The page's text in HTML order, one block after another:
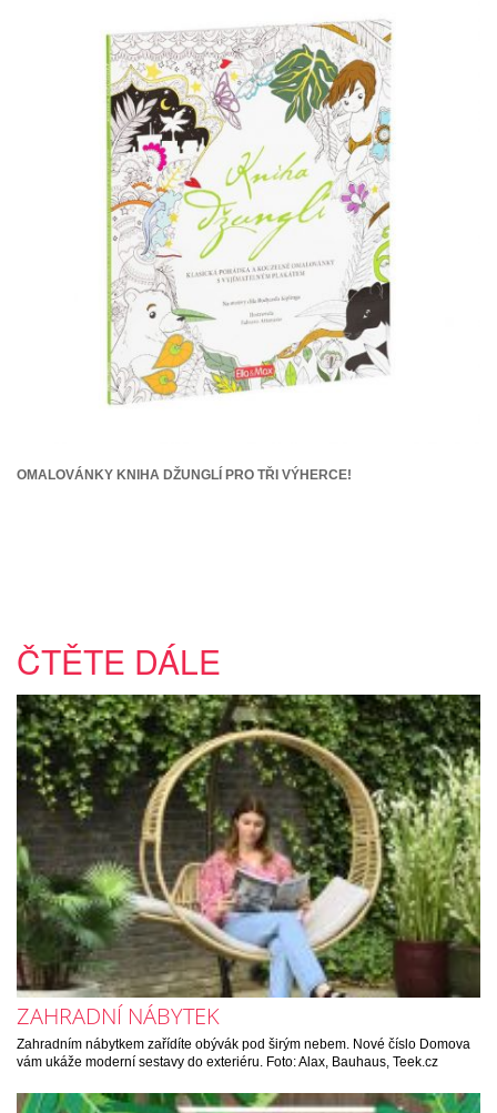
OMALOVÁNKY KNIHA DŽUNGLÍ PRO TŘI VÝHERCE!
ČTĚTE DÁLE
ZAHRADNÍ NÁBYTEK
Zahradním nábytkem zařídíte obývák pod širým nebem. Nové číslo Domova
vám ukáže moderní sestavy do exteriéru. Foto: Alax, Bauhaus, Teek.cz